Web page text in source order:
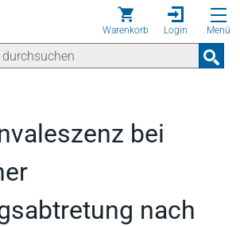
Warenkorb Login Menü
bei
nach